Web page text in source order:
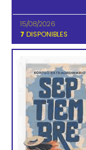
15/08/2026
7 DISPONIBLES